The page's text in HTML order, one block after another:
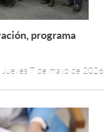
Leer más +
programa
Jueves 7 de mayo de 2026